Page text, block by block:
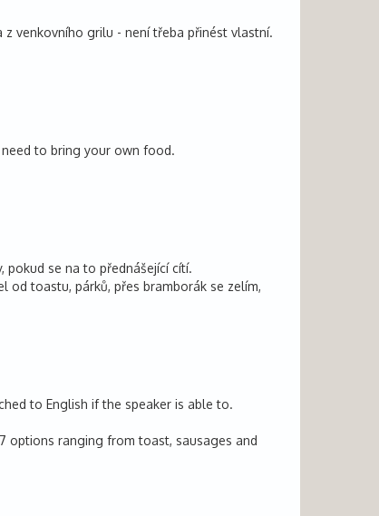
venkovního grilu - není třeba přinést vlastní.
to bring your own food.
pokud se na to přednášející cítí.
od toastu, párků, přes bramborák se zelím,
to English if the speaker is able to.
options ranging from toast, sausages and